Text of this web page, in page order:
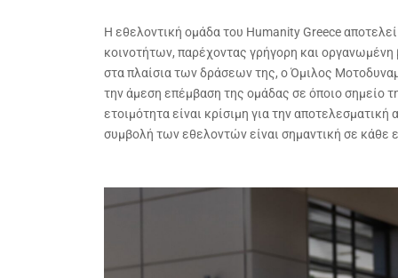
H εθελοντική ομάδα του Humanity Greece
κοινοτήτων, παρέχοντας γρήγορη και
στα πλαίσια των δράσεων της, ο Όμιλος
την άμεση επέμβαση της ομάδας σε όποιο σημείο
ετοιμότητα είναι κρίσιμη για την
συμβολή των εθελοντών είναι σημαντική σε κάθε